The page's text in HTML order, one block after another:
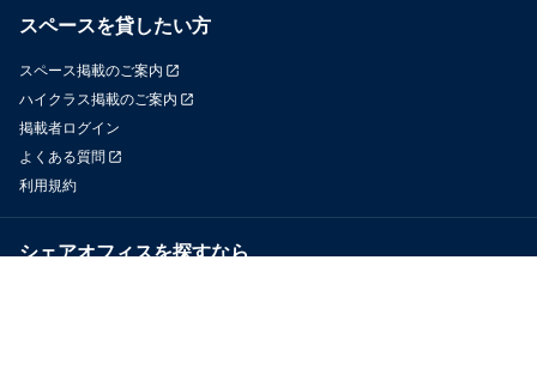
スペースを貸したい方
スペース掲載のご案内
ハイクラス掲載のご案内
掲載者ログイン
よくある質問
利用規約
シェアオフィスを探すなら